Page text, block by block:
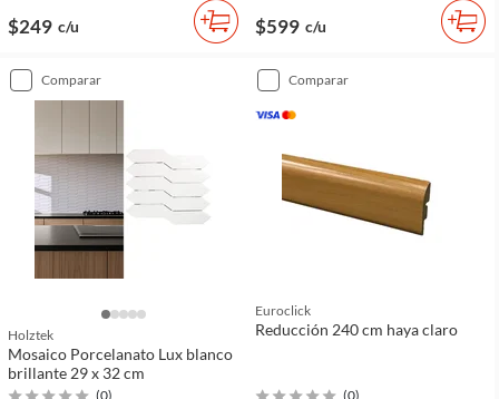
$249 c/u $599 c/u
comparar
Holztek
Mosaico Porcelanato Lux blanco
brillante 29 x 32 cm
(0)
comparar
Euroclick
Reducción 240 cm haya claro
(0)